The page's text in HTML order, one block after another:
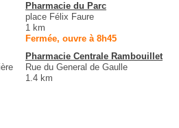
Pharmacie du Parc
place Félix Faure
1 km
Fermée, ouvre à 8h45
Pharmacie Centrale Rambouillet
Rue du General de Gaulle
1.4 km